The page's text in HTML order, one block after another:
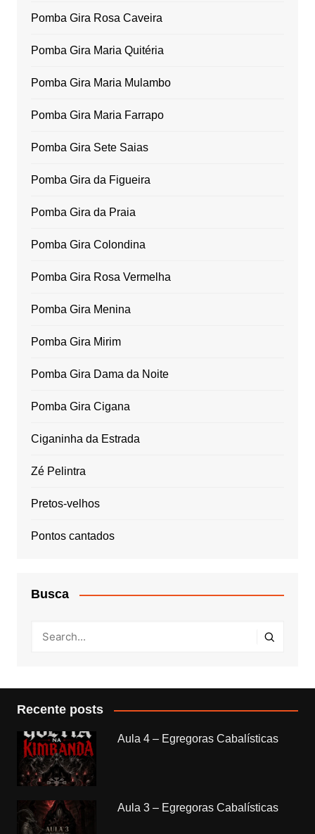
Pomba Gira Rosa Caveira
Pomba Gira Maria Quitéria
Pomba Gira Maria Mulambo
Pomba Gira Maria Farrapo
Pomba Gira Sete Saias
Pomba Gira da Figueira
Pomba Gira da Praia
Pomba Gira Colondina
Pomba Gira Rosa Vermelha
Pomba Gira Menina
Pomba Gira Mirim
Pomba Gira Dama da Noite
Pomba Gira Cigana
Ciganinha da Estrada
Zé Pelintra
Pretos-velhos
Pontos cantados
Busca
Recente posts
Aula 4 – Egregoras Cabalísticas
Aula 3 – Egregoras Cabalísticas